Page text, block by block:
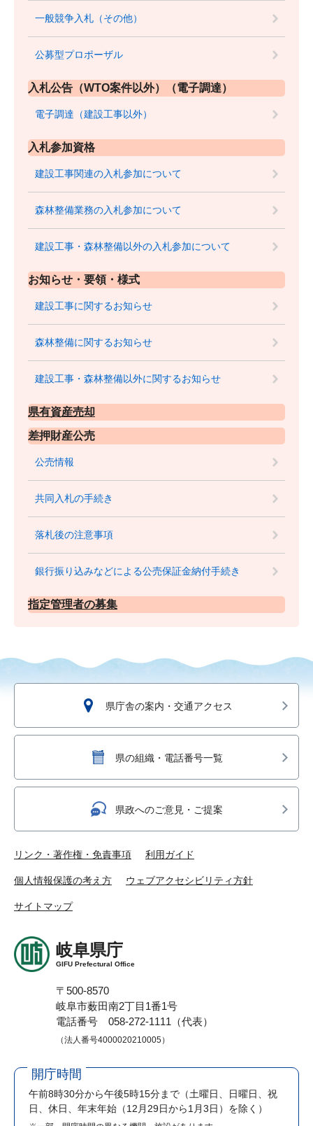
一般競争入札（その他）
公募型プロポーザル
入札公告（WTO案件以外）（電子調達）
電子調達（建設工事以外）
入札参加資格
建設工事関連の入札参加について
森林整備業務の入札参加について
建設工事・森林整備以外の入札参加について
お知らせ・要領・様式
建設工事に関するお知らせ
森林整備に関するお知らせ
建設工事・森林整備以外に関するお知らせ
県有資産売却
差押財産公売
公売情報
共同入札の手続き
落札後の注意事項
銀行振り込みなどによる公売保証金納付手続き
指定管理者の募集
県庁舎の案内・交通アクセス
県の組織・電話番号一覧
県政へのご意見・ご提案
リンク・著作権・免責事項 利用ガイド
個人情報保護の考え方 ウェブアクセシビリティ方針
サイトマップ
岐阜県庁
GIFU Prefectural Office
〒500-8570
岐阜市薮田南2丁目1番1号
電話番号 058-272-1111（代表）
（法人番号4000020210005）
開庁時間
午前8時30分から午後5時15分まで （土曜日、日曜日、祝
日、休日、年末年始（12月29日から1月3日）を除く）